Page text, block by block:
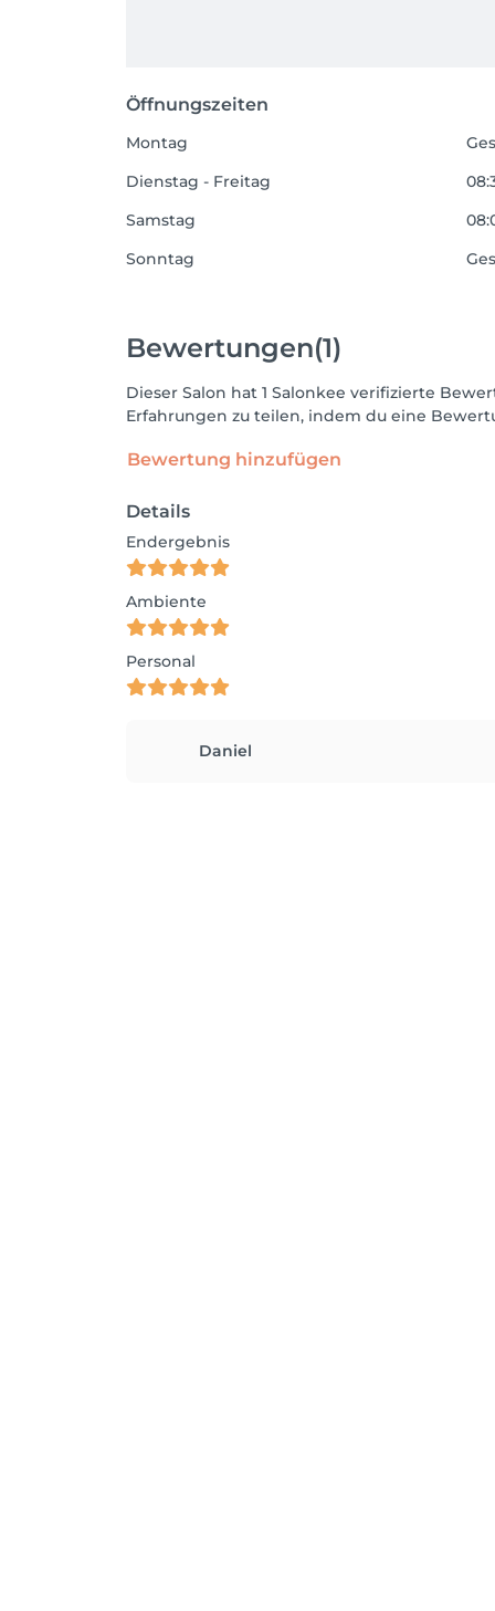
Öffnungszeiten
Montag
Dienstag - Freitag
Samstag
Sonntag
Bewertungen(1)
Dieser Salon hat 1 Salonkee verifizierte
Erfahrungen zu teilen, indem du eine
Bewertung hinzufügen
Details
Endergebnis
Ambiente
Personal
Daniel